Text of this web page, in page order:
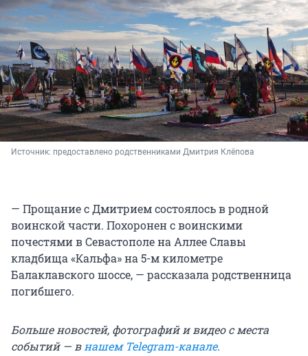
Источник: предоставлено родственниками Дмитрия Клёпова
— Прощание с Дмитрием состоялось в родной
воинской части. Похоронен с воинскими
почестями в Севастополе на Аллее Славы
кладбища «Кальфа» на 5-м километре
Балаклавского шоссе, — рассказала родственница
погибшего.
Больше новостей, фотографий и видео с места
событий — в нашем Telegram-канале.